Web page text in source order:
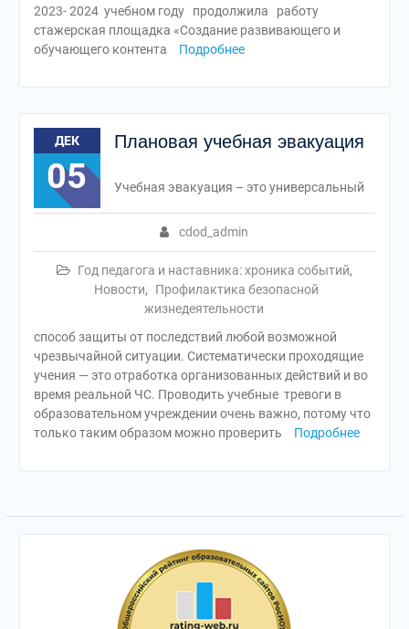
2023- 2024 учебном году продолжила работу
стажерская площадка «Создание развивающего и
обучающего контента
Подробнее
ДЕК
05
Плановая учебная эвакуация
cdod_admin
Год педагога и наставника: хроника событий,
Новости,
Профилактика безопасной
жизнедеятельности
Учебная эвакуация – это универсальный
способ защиты от последствий любой возможной
чрезвычайной ситуации. Систематически проходящие
учения — это отработка организованных действий и во
время реальной ЧС. Проводить учебные тревоги в
образовательном учреждении очень важно, потому что
только таким образом можно проверить
Подробнее